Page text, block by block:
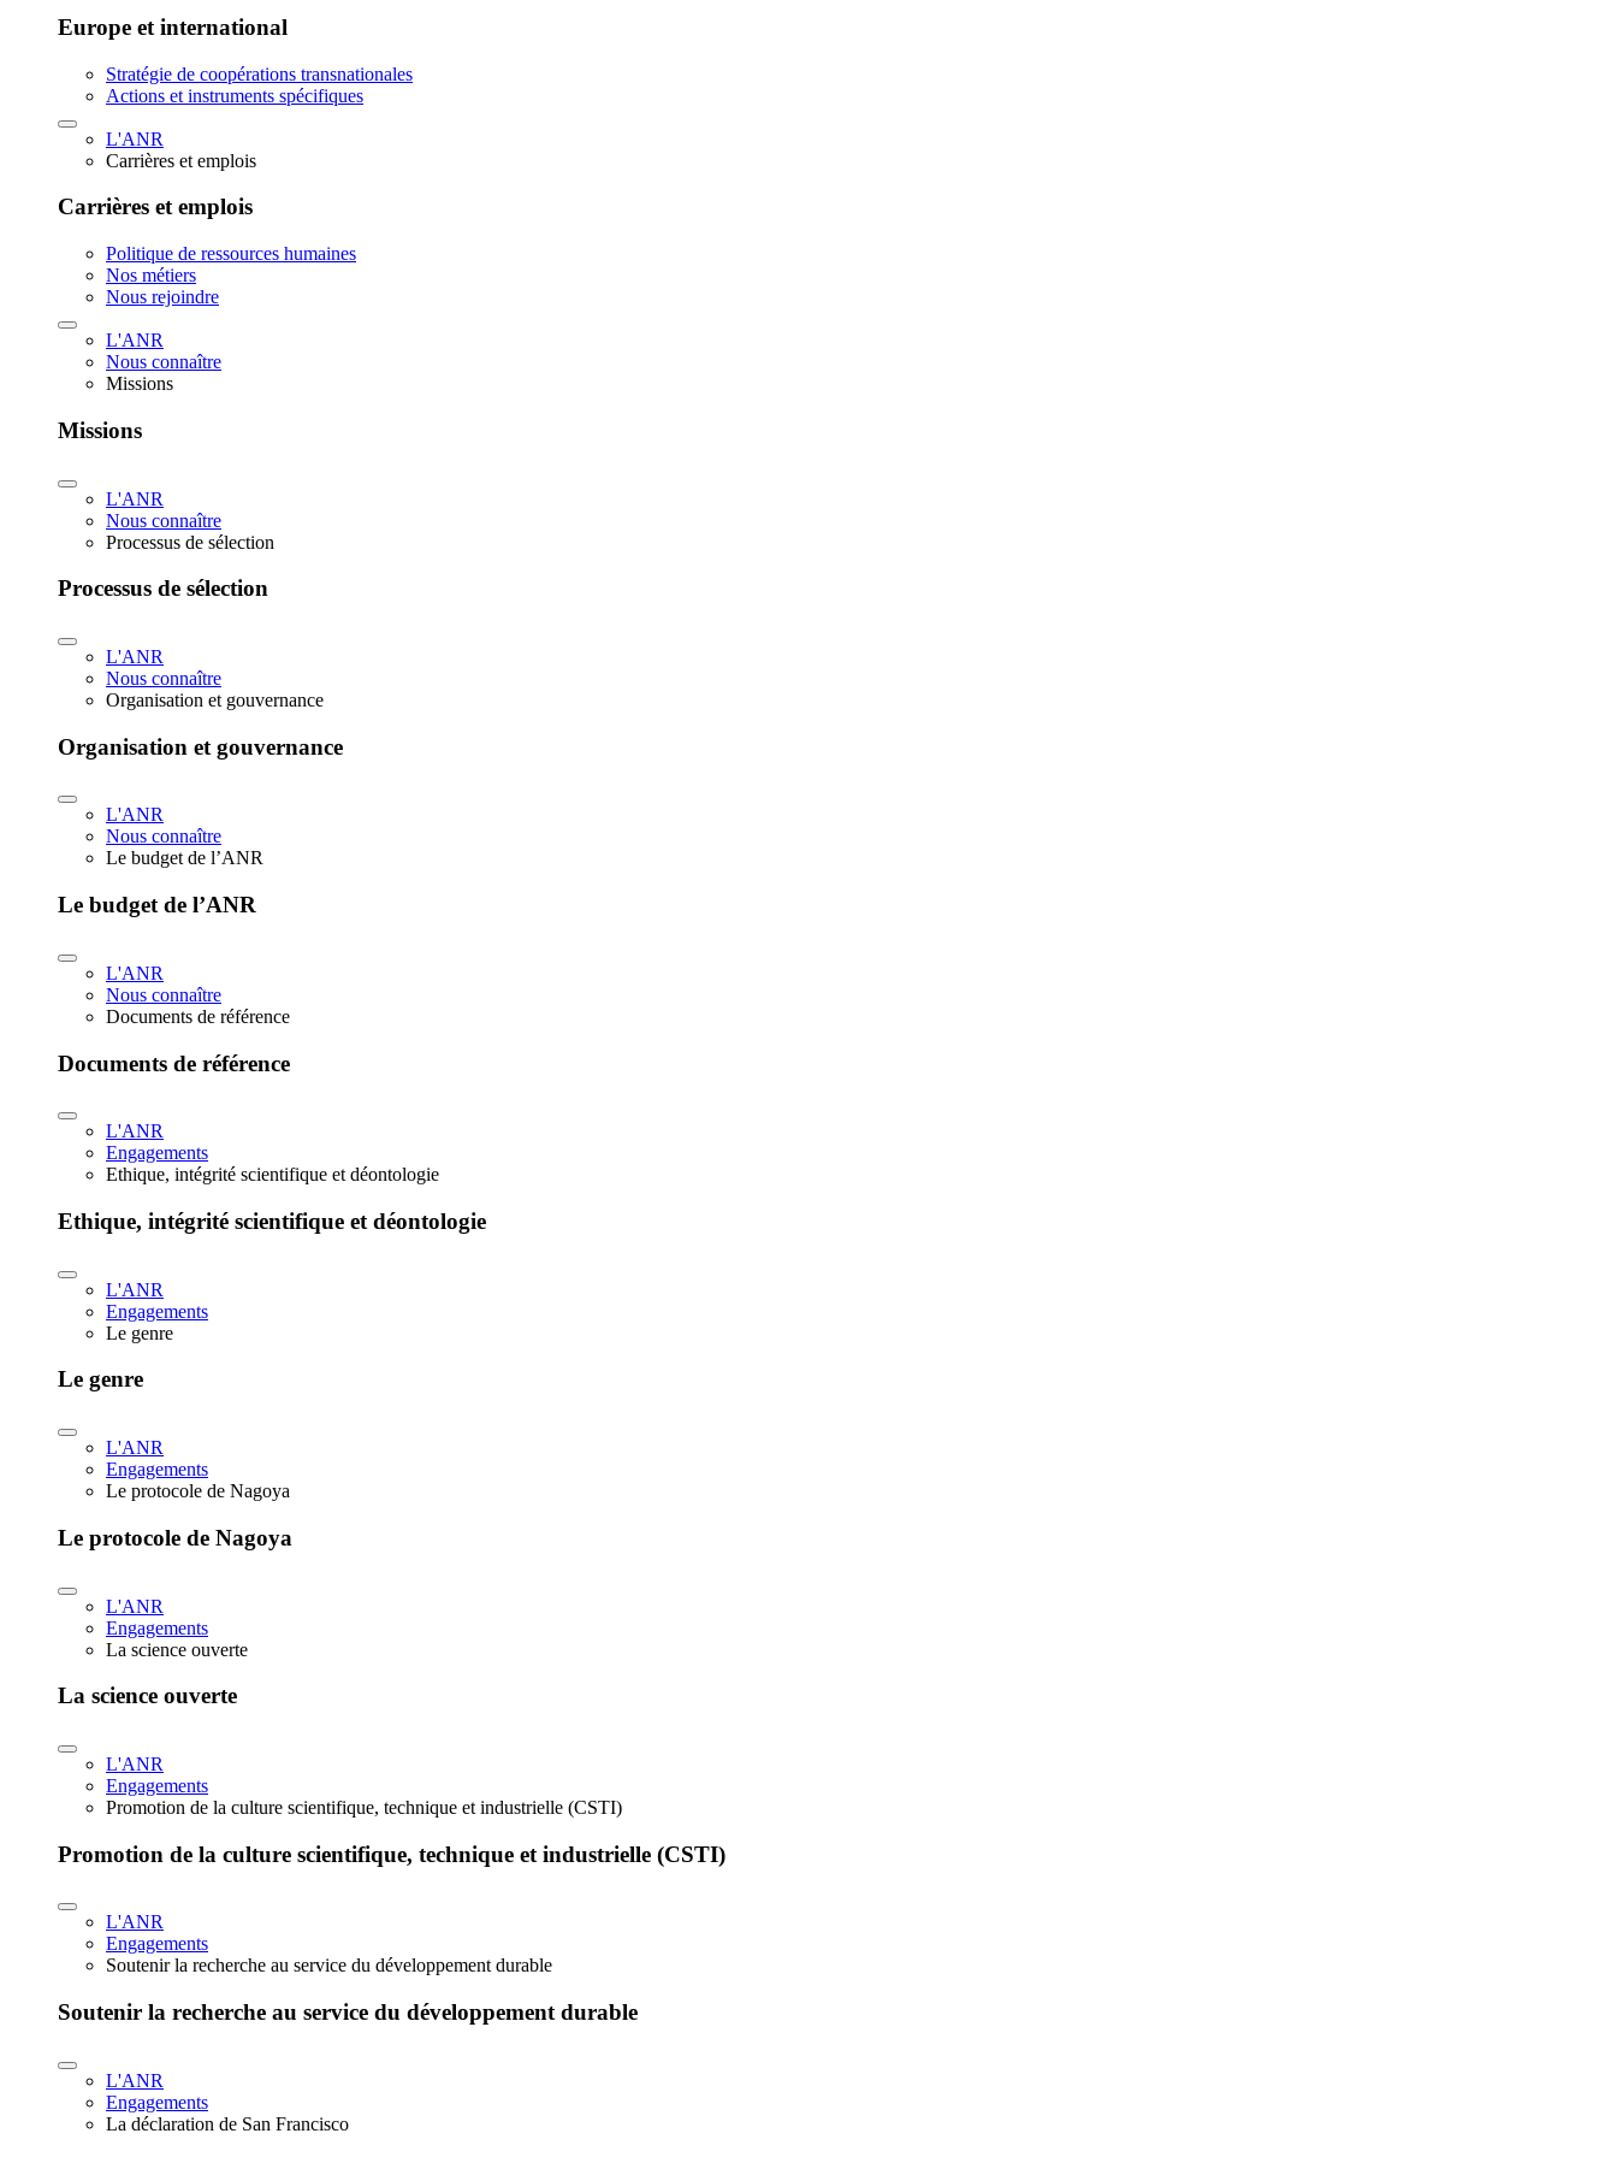
Europe et international
Stratégie de coopérations transnationales
Actions et instruments spécifiques
L'ANR
Carrières et emplois
Carrières et emplois
Politique de ressources humaines
Nos métiers
Nous rejoindre
L'ANR
Nous connaître
Missions
Missions
L'ANR
Nous connaître
Processus de sélection
Processus de sélection
L'ANR
Nous connaître
Organisation et gouvernance
Organisation et gouvernance
L'ANR
Nous connaître
Le budget de l’ANR
Le budget de l’ANR
L'ANR
Nous connaître
Documents de référence
Documents de référence
L'ANR
Engagements
Ethique, intégrité scientifique et déontologie
Ethique, intégrité scientifique et déontologie
L'ANR
Engagements
Le genre
Le genre
L'ANR
Engagements
Le protocole de Nagoya
Le protocole de Nagoya
L'ANR
Engagements
La science ouverte
La science ouverte
L'ANR
Engagements
Promotion de la culture scientifique, technique et industrielle (CSTI)
Promotion de la culture scientifique, technique et industrielle (CSTI)
L'ANR
Engagements
Soutenir la recherche au service du développement durable
Soutenir la recherche au service du développement durable
L'ANR
Engagements
La déclaration de San Francisco